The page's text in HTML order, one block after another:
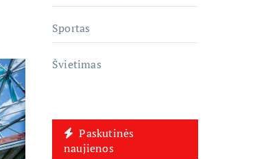
Sportas
Švietimas
Paskutinės
naujienos